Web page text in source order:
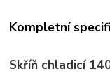
Kompletní
Skříň chladicí